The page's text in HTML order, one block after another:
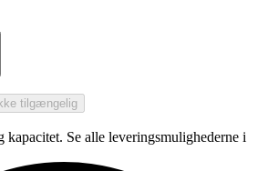
Ikke tilgængelig
Se alle leveringsmulighederne i